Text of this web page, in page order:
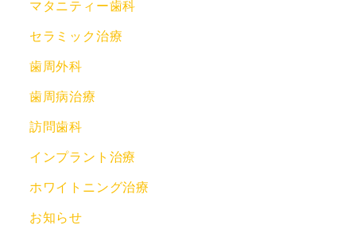
マタニティー歯科
セラミック治療
歯周外科
歯周病治療
訪問歯科
インプラント治療
ホワイトニング治療
お知らせ